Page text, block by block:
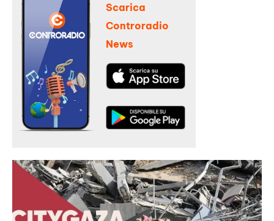
Scarica
Controradio
News